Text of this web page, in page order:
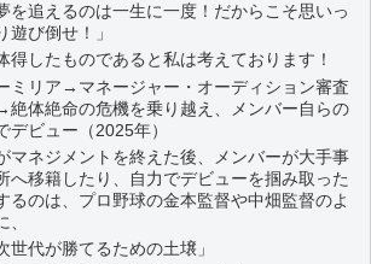
を追えるのは一生に一度！だからこそ思いっ
遊び倒せ！」
得したものであると私は考えております！
ミリア→マネージャー・オーディション審査
絶体絶命の危機を乗り越え、メンバー自らの
デビュー（2025年）
マネジメントを終えた後、メンバーが大手事
へ移籍したり、自力でデビューを掴み取った
るのは、プロ野球の金本監督や中畑監督のよ
、
世代が勝てるための土壌」